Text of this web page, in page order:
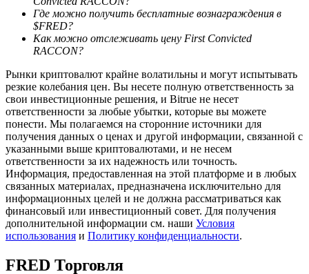
Высокая прибыль и мгновенный доступ
Launchpool
Где можно получить бесплатные вознаграждения в
$FRED?
Как можно отслеживать цену First Convicted
RACCON?
Рынки криптовалют крайне волатильны и могут испытывать
резкие колебания цен. Вы несете полную ответственность за
свои инвестиционные решения, и Bitrue не несет
ответственности за любые убытки, которые вы можете
понести. Мы полагаемся на сторонние источники для
получения данных о ценах и другой информации, связанной с
указанными выше криптовалютами, и не несем
ответственности за их надежность или точность.
Информация, предоставленная на этой платформе и в любых
связанных материалах, предназначена исключительно для
информационных целей и не должна рассматриваться как
финансовый или инвестиционный совет. Для получения
дополнительной информации см. наши Условия
использования и Политику конфиденциальности.
FRED Торговля